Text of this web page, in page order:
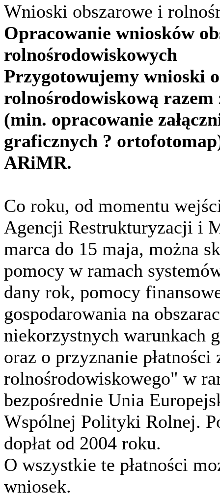
Wnioski obszarowe i
Opracowanie wniosków
rolnośrodowiskowych
Przygotowujemy wnioski
rolnośrodowiskową
(min. opracowanie
graficznych ?
ARiMR.
Co roku, od momentu
Agencji Restrukturyzacji i
marca do 15 maja, można
pomocy w ramach
dany rok, pomocy
gospodarowania na
niekorzystnych warunkach
oraz o przyznanie płatności
rolnośrodowiskowego" w
bezpośrednie Unia
Wspólnej Polityki Rolnej.
dopłat od 2004 roku.
O wszystkie te płatności
wniosek.